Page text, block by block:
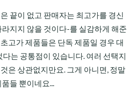
끝이 없고 판매자는 최고가를 경신
지지 않을 것이다-를 실감하게 해준
고가 제품들은 단독 제품일 경우 대
는 공통점이 있습니다. 여러 선택지
은 상관없지만요. 그게 아니면, 정말
들 뿐이네요...